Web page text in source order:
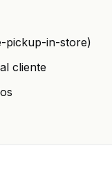
pickup-in-store)
cliente